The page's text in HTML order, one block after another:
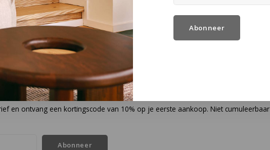
Abonneer
en ontvang een kortingscode van 10% op je eerste aankoop. Niet cumuleerbaar
Abonneer